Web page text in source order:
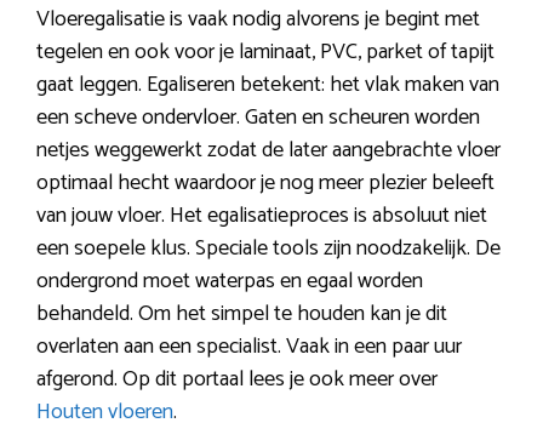
Vloeregalisatie is vaak nodig alvorens je begint met
tegelen en ook voor je laminaat, PVC, parket of tapijt
gaat leggen. Egaliseren betekent: het vlak maken van
een scheve ondervloer. Gaten en scheuren worden
netjes weggewerkt zodat de later aangebrachte vloer
optimaal hecht waardoor je nog meer plezier beleeft
van jouw vloer. Het egalisatieproces is absoluut niet
een soepele klus. Speciale tools zijn noodzakelijk. De
ondergrond moet waterpas en egaal worden
behandeld. Om het simpel te houden kan je dit
overlaten aan een specialist. Vaak in een paar uur
afgerond. Op dit portaal lees je ook meer over
Houten vloeren.